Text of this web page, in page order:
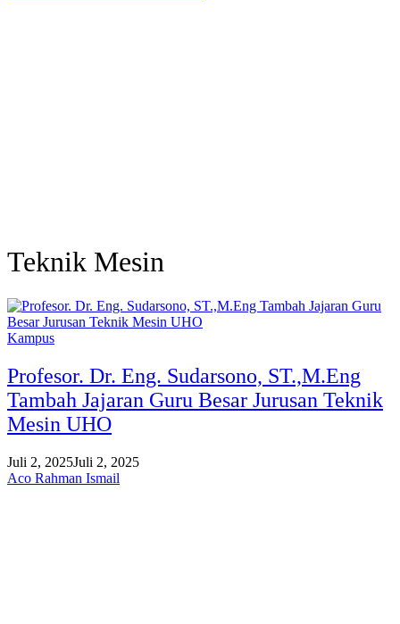
Teknik Mesin
Kampus
Profesor. Dr. Eng. Sudarsono, ST.,M.Eng
Tambah Jajaran Guru Besar Jurusan Teknik
Mesin UHO
Juli 2, 2025Juli 2, 2025
Aco Rahman Ismail